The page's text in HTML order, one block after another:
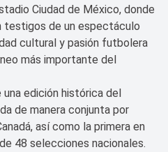
Ciudad de México, donde
testigos de un espectáculo
cultural y pasión futbolera
más importante del
edición histórica del
de manera conjunta por
así como la primera en
48 selecciones nacionales.